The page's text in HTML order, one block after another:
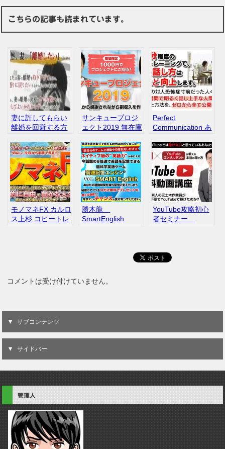
こちらの記事も読まれています。
妻に許してもらい
離婚を回避する方
セラー 桑島隆二 イ
ンフォトップ 別
居 原因
サンキュープロジ
ェクト2019 無在庫
Yahoo! メルカリ
Perfect
Communication あ
く変える会話術
モノマネFX カルロ
ス上杉 コピートレ
勝木龍
SmartEnglish
YouTube攻略初心
者セミナー
コメントは受け付けていません。
サブコンテンツ
サイドバー
管理人